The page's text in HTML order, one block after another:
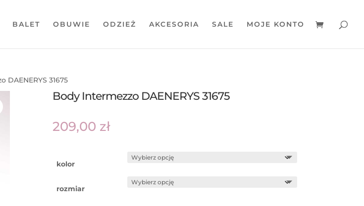
BALET OBUWIE ODZIEŻ AKCESORIA SALE MOJE KONTO
DAENERYS 31675
Body Intermezzo DAENERYS 31675
209,00 zł
kolor
rozmiar